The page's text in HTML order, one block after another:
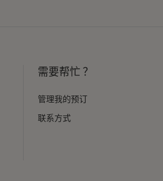
需要帮忙 ？
管理我的预订
联系方式